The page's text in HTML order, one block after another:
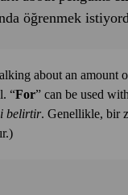
öğrenmek
about an amount
“For” can be used
belirtir. Genellikle, bir